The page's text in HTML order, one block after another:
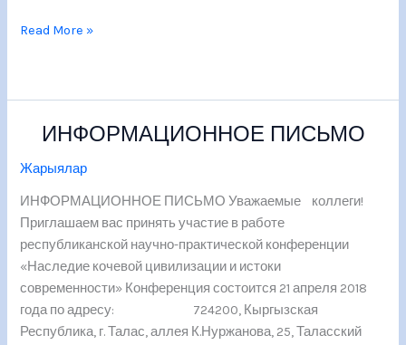
Read More »
ИНФОРМАЦИОННОЕ ПИСЬМО
Жарыялар
ИНФОРМАЦИОННОЕ ПИСЬМО Уважаемые коллеги!
Приглашаем вас принять участие в работе
республиканской научно-практической конференции
«Наследие кочевой цивилизации и истоки
современности» Конференция состоится 21 апреля 2018
года по адресу: 724200, Кыргызская
Республика, г. Талас, аллея К.Нуржанова, 25, Таласский
ИНФОРМАЦИОННОЕ